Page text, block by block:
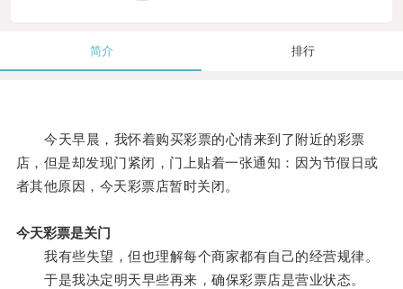
简介 排行
今天早晨，我怀着购买彩票的心情来到了附近的彩票
店，但是却发现门紧闭，门上贴着一张通知：因为节假日或
者其他原因，今天彩票店暂时关闭。
今天彩票是关门
我有些失望，但也理解每个商家都有自己的经营规律。
于是我决定明天早些再来，确保彩票店是营业状态。